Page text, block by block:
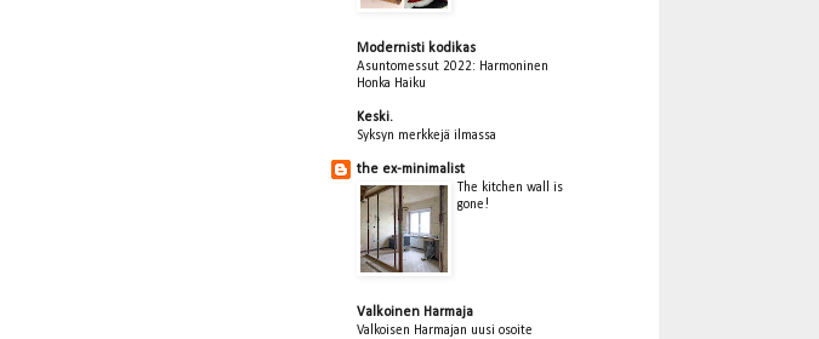
Modernisti kodikas
Asuntomessut 2022: Harmoninen
Honka Haiku
Keski.
Syksyn merkkejä ilmassa
the ex-minimalist
The kitchen wall is
gone!
Valkoinen Harmaja
Valkoisen Harmajan uusi osoite